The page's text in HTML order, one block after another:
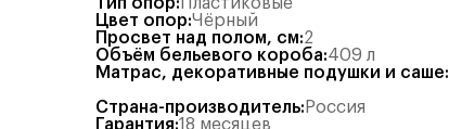
Цвет опор:Чёрный
Просвет над полом, см:2
Объём бельевого короба:409 л
Матрас, декоративные подушки и саше:
Страна-производитель: Россия
Гарантия:18 месяцев